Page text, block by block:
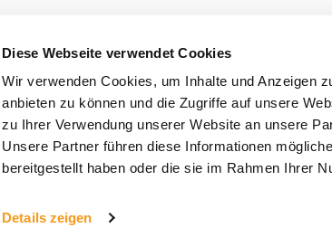
Diese Webseite verwendet Cookies
Wir verwenden Cookies, um Inhalte und Anzeigen
anbieten zu können und die Zugriffe auf unsere
zu Ihrer Verwendung unserer Website an unsere
Unsere Partner führen diese Informationen
bereitgestellt haben oder die sie im Rahmen Ihrer
Details zeigen